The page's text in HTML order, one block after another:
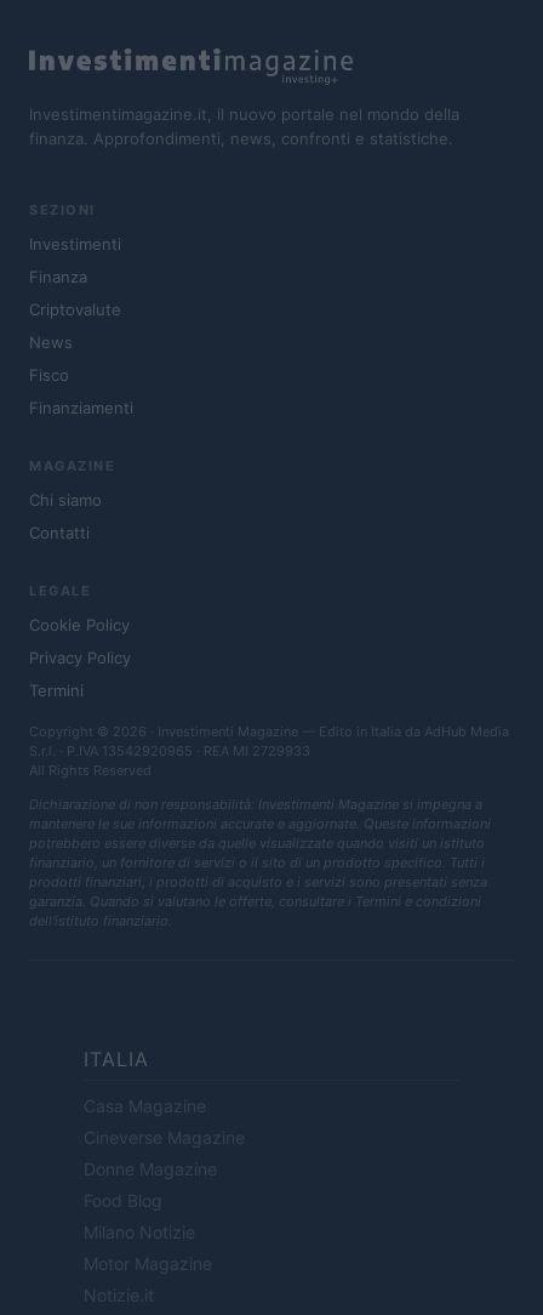
Investimentimagazine.it, il nuovo portale nel mondo della
finanza. Approfondimenti, news, confronti e statistiche.
SEZIONI
Investimenti
Finanza
Criptovalute
News
Fisco
Finanziamenti
MAGAZINE
Chi siamo
Contatti
LEGALE
Cookie Policy
Privacy Policy
Termini
Copyright © 2026 · Investimenti Magazine — Edito in Italia da AdHub Media
S.r.l. · P.IVA 13542920965 · REA MI 2729933
All Rights Reserved
Dichiarazione di non responsabilità: Investimenti Magazine si impegna a
mantenere le sue informazioni accurate e aggiornate. Queste informazioni
potrebbero essere diverse da quelle visualizzate quando visiti un istituto
finanziario, un fornitore di servizi o il sito di un prodotto specifico. Tutti i
prodotti finanziari, i prodotti di acquisto e i servizi sono presentati senza
garanzia. Quando si valutano le offerte, consultare i Termini e condizioni
dell'istituto finanziario.
ITALIA
Casa Magazine
Cineverse Magazine
Donne Magazine
Food Blog
Milano Notizie
Motor Magazine
Notizie.it